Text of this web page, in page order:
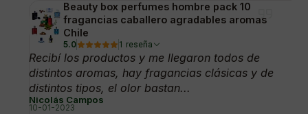
Beauty box perfumes hombre pack 10
fragancias caballero agradables aromas
Chile
5.0 1 reseña
Recibí los productos y me llegaron todos de
distintos aromas, hay fragancias clásicas y de
distintos tipos, el olor bastan...
Nicolás Campos
10-01-2023